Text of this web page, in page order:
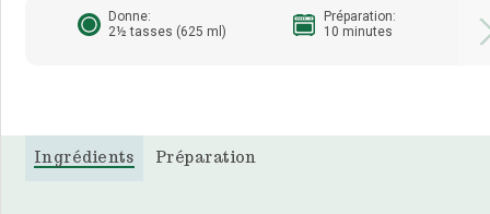
Donne:
2½ tasses (625 ml)
Préparation:
10 minutes
Ingrédients Préparation